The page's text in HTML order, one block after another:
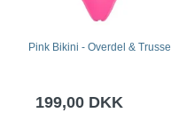
Pink Bikini - Overdel & Trusse
199,00 DKK